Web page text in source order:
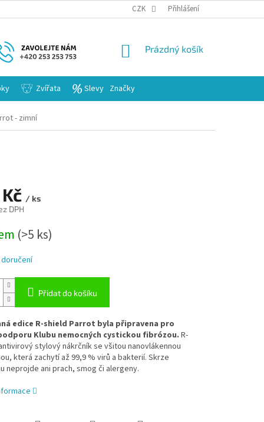
CZK Přihlášení
NÁKUPNÍ
Prázdný košík
Zvířata Slevy Značky
- zimní
/ ks
DPH
(>5 ks)
Přidat do košíku
edice R-shield Parrot byla připravena pro
Klubu nemocných cystickou fibrózou.R-
stylový nákrčník se všitou nanovlákennou
která zachytí až 99,9 % virů a bakterií. Skrze
neprojde ani prach, smog či alergeny.